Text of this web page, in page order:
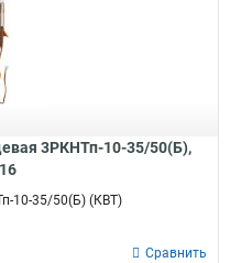
3РКНТп-10-35/50(Б),
10-35/50(Б) (КВТ)
Сравнить